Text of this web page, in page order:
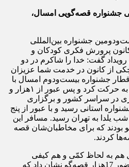
جشنواره قصه‌گویی امسال،
جشنواره بین‌المللی
پرورش فکری کودکان و
رویداد گفت: خدا را شاکرم در دو
از کانون در خدمت شما عزیزان
جشنواره بیست‌ودوم امسال با
انتشار فراخوان از خرداد آغاز به حرکت کرد و پس عبور از ۱هزار و
در سراسر کشور و برگزاری
قصه‌گویی، به ۳۱ جشنواره استانی رسید و با عبور از پنج
یلدا به تهران رسید. مسافر این
قصه‌گو بودند که برای مخاطبان‌شان قصه
‌کردند.
هم به لحاظ کمّی و هم کیفی
جشنواره‌ای قابل توجه بود؛ حضور 17هزار قصه‌گو نشان داد که